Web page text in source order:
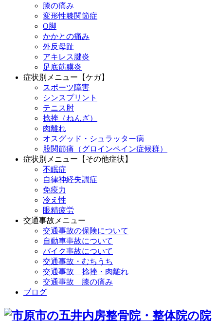
膝の痛み
変形性膝関節症
O脚
かかとの痛み
外反母趾
アキレス腱炎
足底筋膜炎
症状別メニュー【ケガ】
スポーツ障害
シンスプリント
テニス肘
捻挫（ねんざ）
肉離れ
オスグッド・シュラッター病
股関節痛（グロインペイン症候群）
症状別メニュー【その他症状】
不眠症
自律神経失調症
免疫力
冷え性
眼精疲労
交通事故メニュー
交通事故の保険について
自動車事故について
バイク事故について
交通事故・むちうち
交通事故 捻挫・肉離れ
交通事故 膝の痛み
ブログ